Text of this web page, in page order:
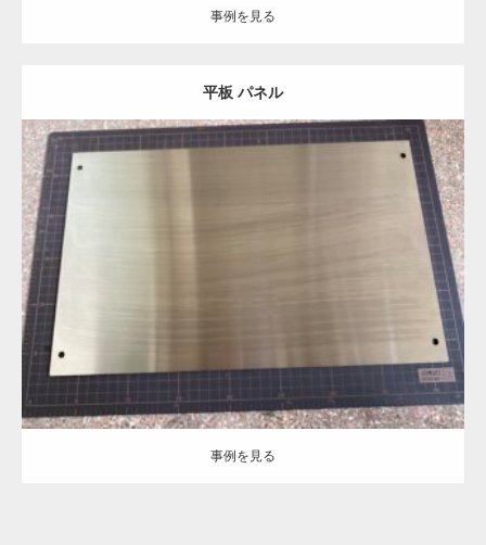
事例を見る
平板 パネル
Category:
ヘアーライン
事例を見る